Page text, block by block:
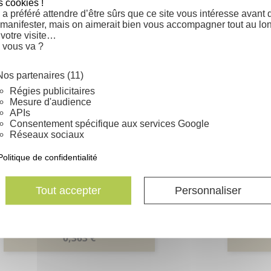
cookies !
a préféré attendre d’être sûrs que ce site vous intéresse avant
mais on aimerait bien vous accompagner tout au
visite…
vous va ?
partenaires (11)
Régies publicitaires
Mesure d'audience
APIs
Consentement spécifique aux services Google
Réseaux sociaux
Tout accepter Personnaliser
de confidentialité
pour fleurissement
CONTRASTE
Prix
0,264 €
Aperçu rapide
COUVRE SOL
Prix
0,297 €
Aperçu rapide
Prix
0,363 €